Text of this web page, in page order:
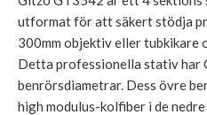
utformat för att säkert stödja
300mm objektiv eller tubkikare
Detta professionella stativ har
benrörsdiametrar. Dess övre
high modulus-kolfiber i de